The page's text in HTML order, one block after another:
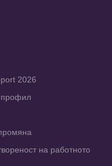
2026
профил
на работното